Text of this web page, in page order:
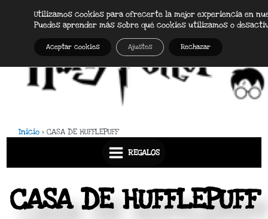
Inicio CASA DE HUFFLEPUFF
Main
Menu
REGALOS
CASA DE HUFFLEPUFF
Utilizamos cookies para ofrecerte la mejor experiencia en
Puedes aprender más sobre qué cookies utilizamos o
Aceptar cookies Rechazar
Ajustes